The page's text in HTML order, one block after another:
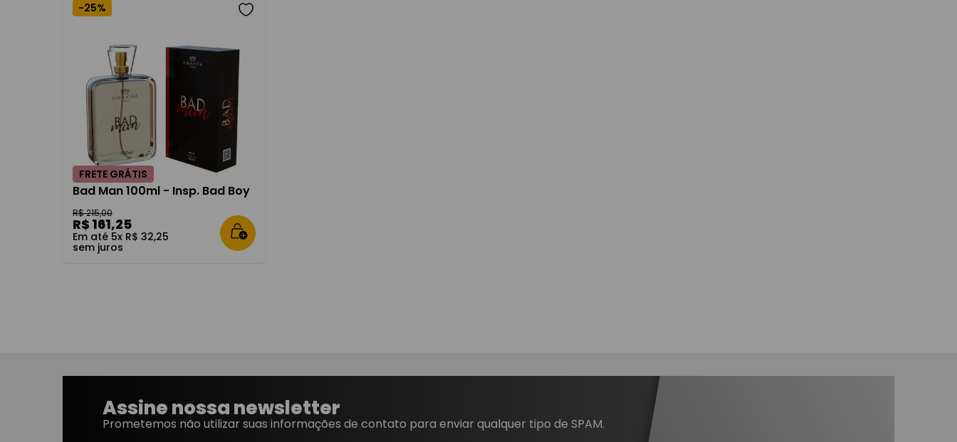
-25%
FRETE GRÁTIS
Bad Man 100ml - Insp. Bad Boy
R$215,00
R$ 161,25
Em até 5x R$ 32,25
sem juros
Assine nossa newsletter
Prometemos não utilizar suas informações de contato para enviar qualquer tipo de SPAM.